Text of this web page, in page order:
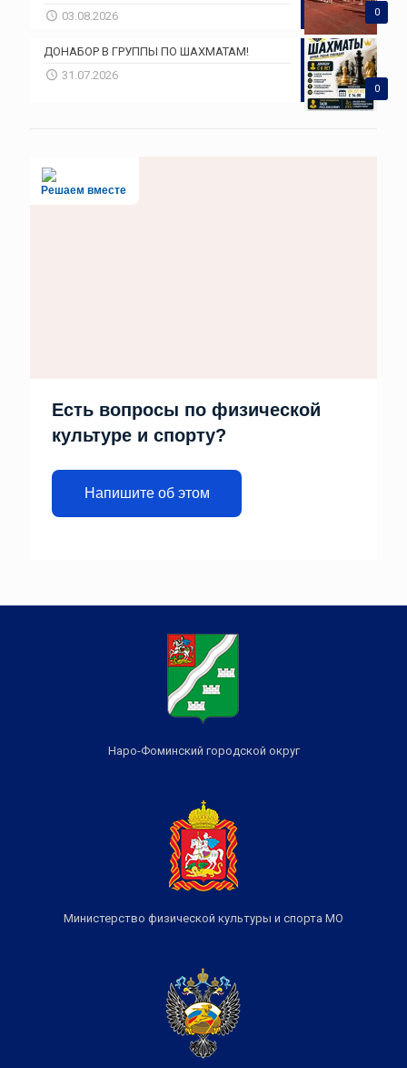
0
03.08.2026
0
ДОНАБОР В ГРУППЫ ПО ШАХМАТАМ!
31.07.2026
Решаем вместе
Есть вопросы по физической
культуре и спорту?
Напишите об этом
Наро-Фоминский городской округ
Министерство физической культуры и спорта МО